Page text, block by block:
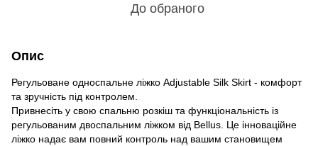
До обраного
Опис
Регульоване односпальне ліжко Adjustable Silk Skirt - комфорт
та зручність під контролем.
Привнесіть у свою спальню розкіш та функціональність із
регульованим двоспальним ліжком від Bellus. Це інноваційне
ліжко надає вам повний контроль над вашим становищем